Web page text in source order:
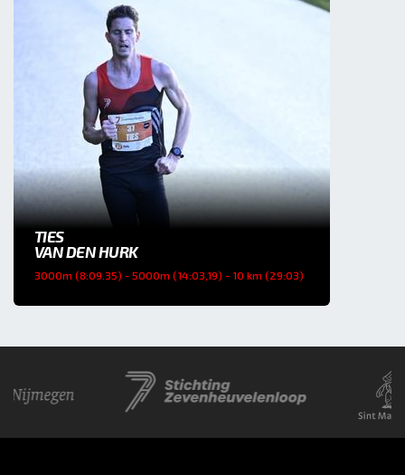
TIES
VAN DEN HURK
3000m (8:09.35) - 5000m (14:03,19) - 10 km (29:03)